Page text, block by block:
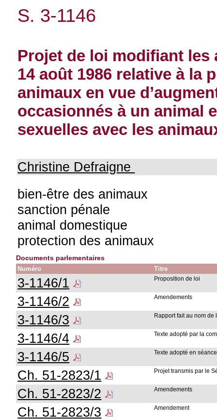
S. 3-1146
Projet de loi modifiant les
14 août 1986 relative à la
animaux en vue
occasionnés à un animal
sexuelles avec les
Christine Defraigne
bien-être des animaux
sanction pénale
animal domestique
protection des animaux
Documents parlementaires
Numéro Titre
3-1146/1 Proposition de loi
3-1146/2 Amendements
3-1146/3 Rapport fait au nom de
3-1146/4 Texte adopté par la
3-1146/5 Texte adopté en
Ch. 51-2823/1 Projet transmis par le
Ch. 51-2823/2 Amendements
Ch. 51-2823/3 Amendement